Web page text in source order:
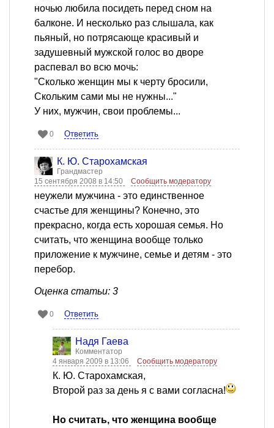
ночью любила посидеть перед сном на
балконе. И несколько раз слышала, как
пьяный, но потрясающе красивый и
задушевный мужской голос во дворе
распевал во всю мочь:
"Сколько женщин мы к черту бросили,
Скольким сами мы не нужны..."
У них, мужчин, свои проблемы...
0 Ответить
К. Ю. Старохамская
Грандмастер
15 сентября 2008 в 14:50
Сообщить модератору
неужели мужчина - это единственное
счастье для женщины? Конечно, это
прекрасно, когда есть хорошая семья. Но
считать, что женщина вообще только
приложение к мужчине, семье и детям - это
перебор.
Оценка статьи: 3
0 Ответить
Надя Гаева
Комментатор
4 января 2009 в 13:06
Сообщить модератору
К. Ю. Старохамская,
Второй раз за день я с вами согласна!
Но считать, что женщина вообще